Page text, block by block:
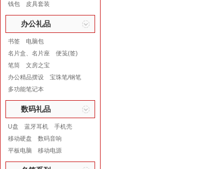
钱包
皮具套装
办公礼品
书签
电脑包
名片盒、名片座
便笺(签)
笔筒
文房之宝
办公精品摆设
宝珠笔/钢笔
多功能笔记本
数码礼品
U盘 蓝牙耳机
手机壳
移动硬盘
数码音响
平板电脑
移动电源